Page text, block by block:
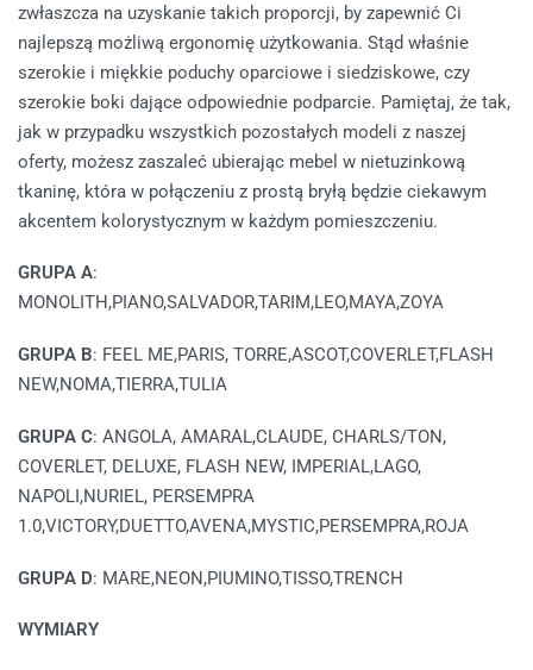
zwłaszcza na uzyskanie takich proporcji, by zapewnić Ci
najlepszą możliwą ergonomię użytkowania. Stąd właśnie
szerokie i miękkie poduchy oparciowe i siedziskowe, czy
szerokie boki dające odpowiednie podparcie. Pamiętaj, że tak,
jak w przypadku wszystkich pozostałych modeli z naszej
oferty, możesz zaszaleć ubierając mebel w nietuzinkową
tkaninę, która w połączeniu z prostą bryłą będzie ciekawym
akcentem kolorystycznym w każdym pomieszczeniu.
GRUPA A:
MONOLITH,PIANO,SALVADOR,TARIM,LEO,MAYA,ZOYA
GRUPA B: FEEL ME,PARIS, TORRE,ASCOT,COVERLET,FLASH
NEW,NOMA,TIERRA,TULIA
GRUPA C: ANGOLA, AMARAL,CLAUDE, CHARLS/TON,
COVERLET, DELUXE, FLASH NEW, IMPERIAL,LAGO,
NAPOLI,NURIEL, PERSEMPRA
1.0,VICTORY,DUETTO,AVENA,MYSTIC,PERSEMPRA,ROJA
GRUPA D: MARE,NEON,PIUMINO,TISSO,TRENCH
WYMIARY